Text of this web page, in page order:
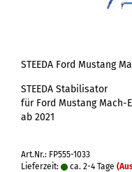
STEEDA Ford Mustang
STEEDA Stabilisator
für Ford Mustang Mach-E
ab 2021
Art.Nr.: FP555-1033
Lieferzeit:
ca. 2-4 Tage